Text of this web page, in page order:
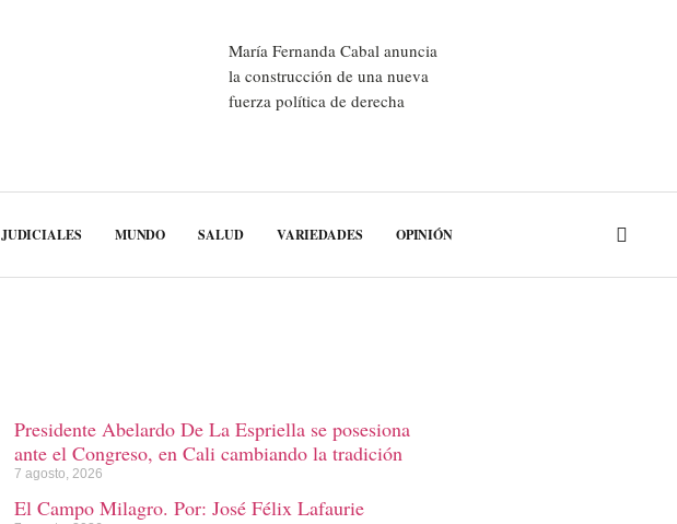
María Fernanda Cabal anuncia
la construcción de una nueva
fuerza política de derecha
JUDICIALES MUNDO SALUD VARIEDADES OPINIÓN
Presidente Abelardo De La Espriella se posesiona
ante el Congreso, en Cali cambiando la tradición
7 agosto, 2026
El Campo Milagro. Por: José Félix Lafaurie